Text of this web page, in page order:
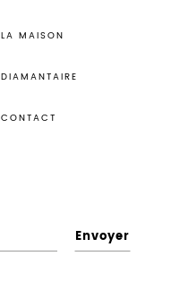
LA MAISON
DIAMANTAIRE
CONTACT
n